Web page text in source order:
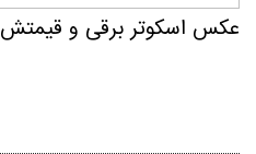
عکس اسکوتر برقی و قیمتش